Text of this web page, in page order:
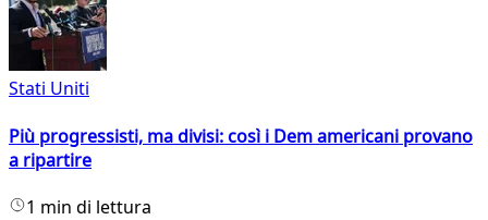
Stati Uniti
Più progressisti, ma divisi: così i Dem americani provano
a ripartire
1 min di lettura